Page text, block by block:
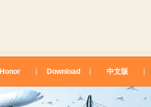
Honor Download 中文版